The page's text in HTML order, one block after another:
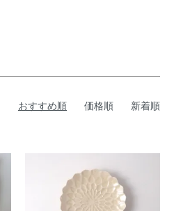
おすすめ順 価格順 新着順